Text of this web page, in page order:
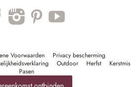
Voorwaarden
Privacy bescherming
Outdoor Herfst
Kerstmis
Pasen